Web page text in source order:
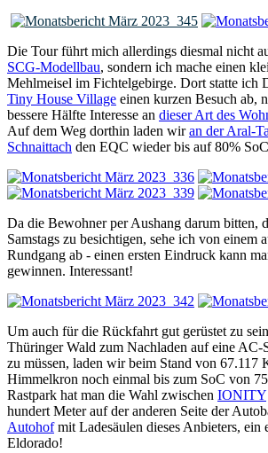
Die Tour führt mich allerdings diesmal nicht
SCG-Modellbau, sondern ich mache einen
Mehlmeisel im Fichtelgebirge. Dort statte ich
Tiny House Village einen kurzen Besuch ab,
bessere Hälfte Interesse an dieser Art des
Auf dem Weg dorthin laden wiran der Aral-
Schnaittach den EQC wieder bis auf 80%
Da die Bewohner per Aushang darum bitten,
Samstags zu besichtigen, sehe ich von einem
Rundgang ab - einen ersten Eindruck kann
gewinnen. Interessant!
Um auch für die Rückfahrt gut gerüstet zu
Thüringer Wald zum Nachladen auf eine AC-
zu müssen, laden wir beim Stand von 67.117
Himmelkron noch einmal bis zum SoC von
Rastpark hat man die Wahl zwischen IONITY
hundert Meter auf der anderen Seite der
Autohofmit Ladesäulen dieses Anbieters, ein
Eldorado!